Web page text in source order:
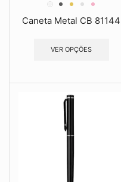
Caneta Metal CB 81144
VER OPÇÕES